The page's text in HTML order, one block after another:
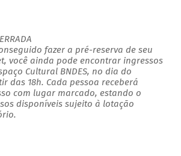
fazer a pré-reserva de seu
você ainda pode encontrar ingressos
Cultural BNDES, no dia do
das 18h. Cada pessoa receberá
com lugar marcado, estando o
disponíveis sujeito à lotação